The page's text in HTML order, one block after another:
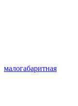
малогабаритная